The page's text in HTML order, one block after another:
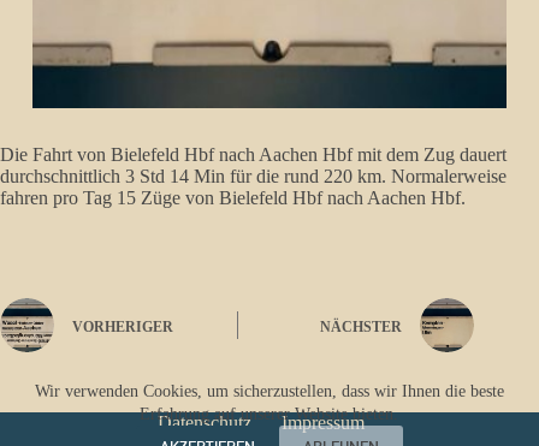
Wir verwenden Cookies, um sicherzustellen, dass wir Ihnen die beste
Erfahrung auf unserer Website bieten.
Die Fahrt von Bielefeld Hbf nach Aachen Hbf mit dem Zug dauert
durchschnittlich 3 Std 14 Min für die rund 220 km. Normalerweise
fahren pro Tag 15 Züge von Bielefeld Hbf nach Aachen Hbf.
VORHERIGER NÄCHSTER
Datenschutz Impressum